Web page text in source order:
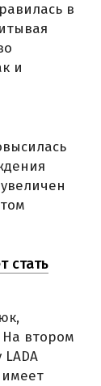
в
и
стать
втором